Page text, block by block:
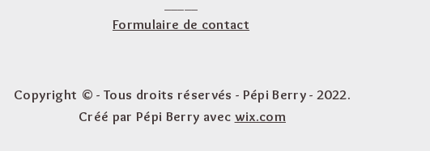
Formulaire de contact
Copyright © - Tous droits réservés - Pépi Berry - 2022.
Créé par Pépi Berry avec wix.com